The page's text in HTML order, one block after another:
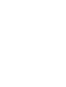
ш., д. 50